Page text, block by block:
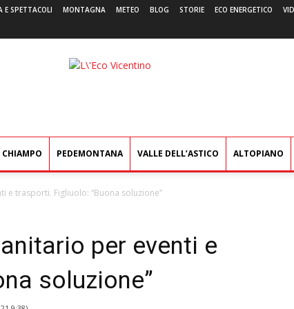
E SPETTACOLI MONTAGNA METEO BLOG STORIE ECO ENERGETICO
L'Eco
CHIAMPO PEDEMONTANA VALLE DELL’ASTICO ALTOPIANO
e trasporti. Figliuolo: “Buona soluzione”
per eventi e
soluzione”